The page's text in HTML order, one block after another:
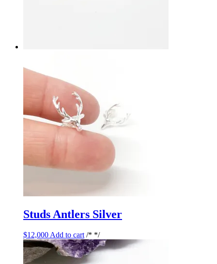
Studs Antlers Silver
$12,000 Add to cart /* */